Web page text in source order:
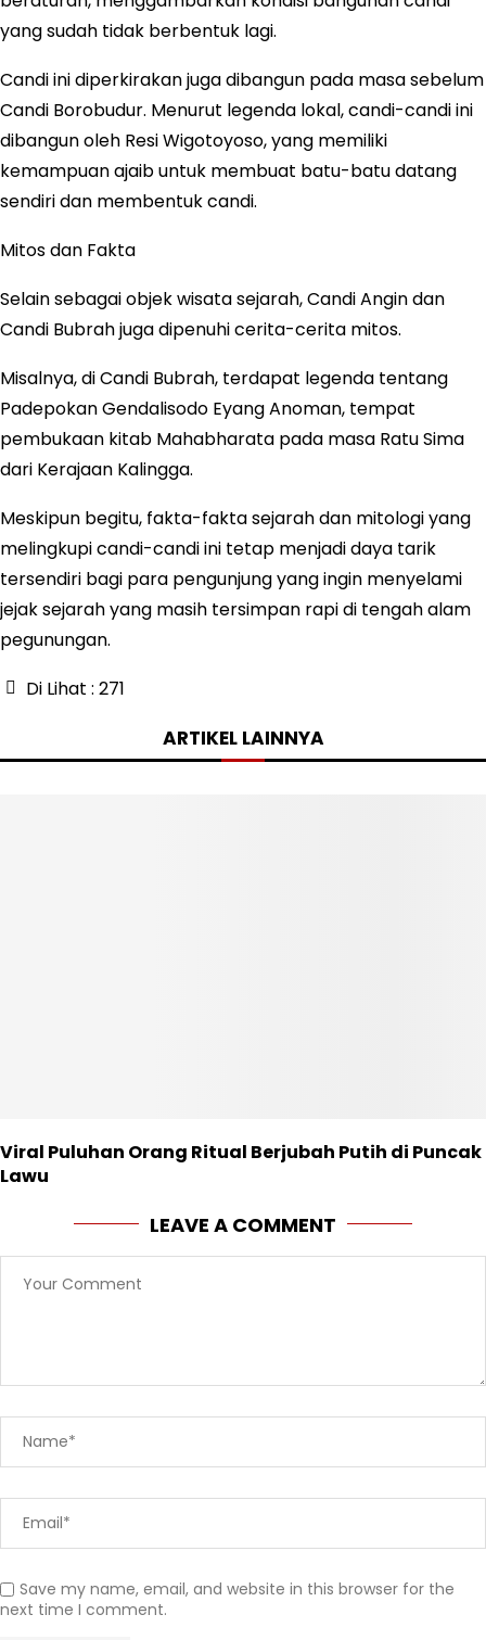
yang sudah tidak berbentuk lagi.
Candi ini diperkirakan juga dibangun pada masa sebelum
Candi Borobudur. Menurut legenda lokal, candi-candi ini
dibangun oleh Resi Wigotoyoso, yang memiliki
kemampuan ajaib untuk membuat batu-batu datang
sendiri dan membentuk candi.
Mitos dan Fakta
Selain sebagai objek wisata sejarah, Candi Angin dan
Candi Bubrah juga dipenuhi cerita-cerita mitos.
Misalnya, di Candi Bubrah, terdapat legenda tentang
Padepokan Gendalisodo Eyang Anoman, tempat
pembukaan kitab Mahabharata pada masa Ratu Sima
dari Kerajaan Kalingga.
Meskipun begitu, fakta-fakta sejarah dan mitologi yang
melingkupi candi-candi ini tetap menjadi daya tarik
tersendiri bagi para pengunjung yang ingin menyelami
jejak sejarah yang masih tersimpan rapi di tengah alam
pegunungan.
Di Lihat : 271
ARTIKEL LAINNYA
Viral Puluhan Orang Ritual Berjubah Putih di Puncak
Lawu
LEAVE A COMMENT
Save my name, email, and website in this browser for the
next time I comment.